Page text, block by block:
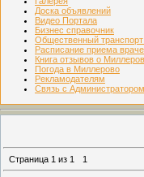
Доска объявлений
Видео Портала
Бизнес справочник
Общественный
Расписание приема
Книга отзывов о
Погода в Миллерово
Рекламодателям
Связь с Администратором
Страница 1 из 1 1